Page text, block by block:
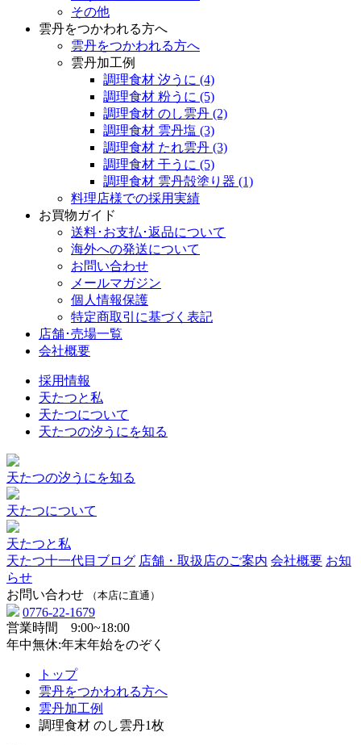
その他
雲丹をつかわれる方へ
雲丹をつかわれる方へ
雲丹加工例
調理食材 汐うに (4)
調理食材 粉うに (5)
調理食材 のし雲丹 (2)
調理食材 雲丹塩 (3)
調理食材 たれ雲丹 (3)
調理食材 干うに (5)
調理食材 雲丹殻塗り器 (1)
料理店様での採用実績
お買物ガイド
送料･お支払･返品について
海外への発送について
お問い合わせ
メールマガジン
個人情報保護
特定商取引に基づく表記
店舗･売場一覧
会社概要
採用情報
天たつと私
天たつについて
天たつの汐うにを知る
天たつの汐うにを知る
天たつについて
天たつと私
天たつ十一代目ブログ 店舗・取扱店のご案内 会社概要 お知
らせ
お問い合わせ
（本店に直通）
0776-22-1679
営業時間 9:00~18:00
年中無休:年末年始をのぞく
トップ
雲丹をつかわれる方へ
雲丹加工例
調理食材 のし雲丹1枚